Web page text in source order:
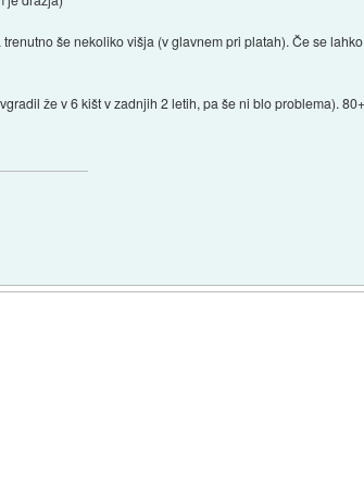
še nekoliko višja (v glavnem pri platah). Če se
že v 6 kišt v zadnjih 2 letih, pa še ni blo problema).